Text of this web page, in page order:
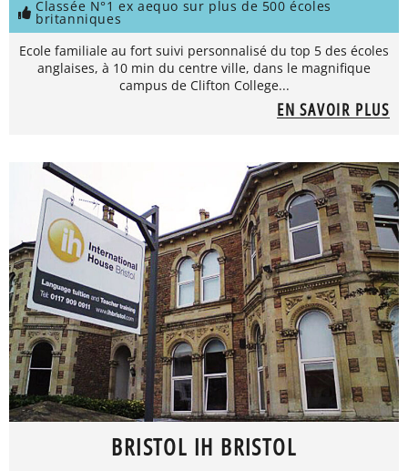
Classée N°1 ex aequo sur plus de 500 écoles
britanniques
Ecole familiale au fort suivi personnalisé du top 5 des écoles
anglaises, à 10 min du centre ville, dans le magnifique
campus de Clifton College...
EN SAVOIR PLUS
BRISTOL IH BRISTOL